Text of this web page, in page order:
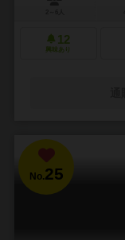
12
興味あり
No.25